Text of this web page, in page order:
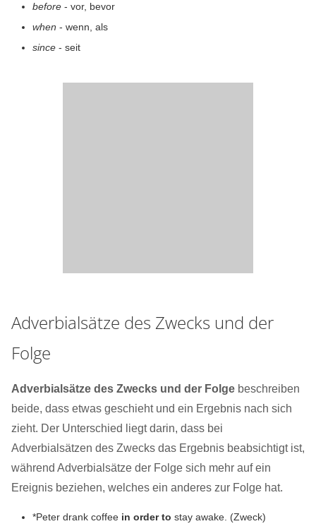
before - vor, bevor
when - wenn, als
since - seit
Adverbialsätze des Zwecks und der
Folge
Adverbialsätze des Zwecks und der Folge beschreiben
beide, dass etwas geschieht und ein Ergebnis nach sich
zieht. Der Unterschied liegt darin, dass bei
Adverbialsätzen des Zwecks das Ergebnis beabsichtigt ist,
während Adverbialsätze der Folge sich mehr auf ein
Ereignis beziehen, welches ein anderes zur Folge hat.
*Peter drank coffee in order to stay awake. (Zweck)